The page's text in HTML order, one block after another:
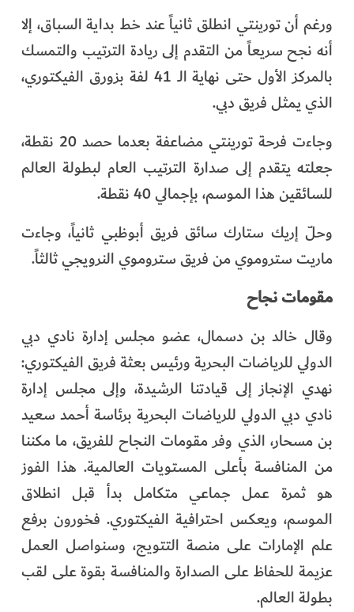
ورغم أن تورينتي انطلق ثانياً عند خط بداية السباق، إلا
أنه نجح سريعاً من التقدم إلى ريادة الترتيب والتمسك
بالمركز الأول حتى نهاية الـ 41 لفة بزورق الفيكتوري،
الذي يمثل فريق دبي.
وجاءت فرحة تورينتي مضاعفة بعدما حصد 20 نقطة،
جعلته يتقدم إلى صدارة الترتيب العام لبطولة العالم
للسائقين هذا الموسم، بإجمالي 40 نقطة.
وحلّ إريك ستارك سائق فريق أبوظبي ثانياً، وجاءت
ماريت ستروموي من فريق ستروموي النرويجي ثالثاً.
مقومات نجاح
وقال خالد بن دسمال، عضو مجلس إدارة نادي دبي
الدولي للرياضات البحرية ورئيس بعثة فريق الفيكتوري:
نهدي الإنجاز إلى قيادتنا الرشيدة، وإلى مجلس إدارة
نادي دبي الدولي للرياضات البحرية برئاسة أحمد سعيد
بن مسحار، الذي وفر مقومات النجاح للفريق، ما مكننا
من المنافسة بأعلى المستويات العالمية. هذا الفوز
هو ثمرة عمل جماعي متكامل بدأ قبل انطلاق
الموسم، ويعكس احترافية الفيكتوري. فخورون برفع
علم الإمارات على منصة التتويج، وسنواصل العمل
عزيمة للحفاظ على الصدارة والمنافسة بقوة على لقب
بطولة العالم.